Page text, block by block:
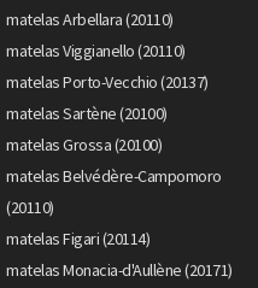
matelas Arbellara (20110)
matelas Viggianello (20110)
matelas Porto-Vecchio (20137)
matelas Sartène (20100)
matelas Grossa (20100)
matelas Belvédère-Campomoro
(20110)
matelas Figari (20114)
matelas Monacia-d'Aullène (20171)